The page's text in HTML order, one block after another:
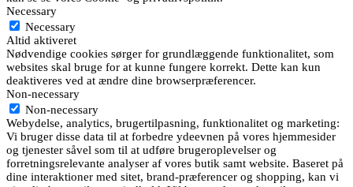
Necessary
Necessary
Altid aktiveret
Nødvendige cookies sørger for grundlæggende funktionalitet, som
websites skal bruge for at kunne fungere korrekt. Dette kan kun
deaktiveres ved at ændre dine browserpræferencer.
Non-necessary
Non-necessary
Webydelse, analytics, brugertilpasning, funktionalitet og marketing:
Vi bruger disse data til at forbedre ydeevnen på vores hjemmesider
og tjenester såvel som til at udføre brugeroplevelser og
forretningsrelevante analyser af vores butik samt website. Baseret på
dine interaktioner med sitet, brand-præferencer og shopping, kan vi